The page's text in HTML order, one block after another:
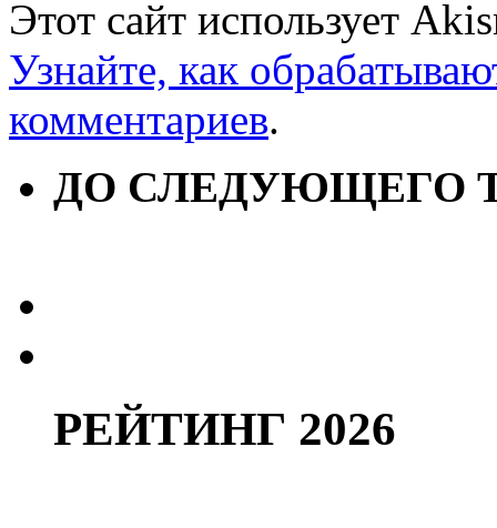
Этот сайт использует
Узнайте, как
комментариев.
ДО СЛЕДУЮЩЕГО
РЕЙТИНГ 2026